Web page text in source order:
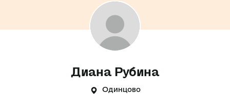
Диана Рубина
Одинцово